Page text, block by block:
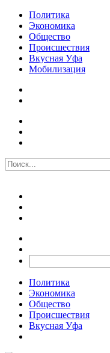
Политика
Экономика
Общество
Происшествия
Вкусная Уфа
Мобилизация
Политика
Экономика
Общество
Происшествия
Вкусная Уфа